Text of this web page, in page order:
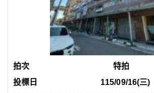
特拍
115/09/16(三)